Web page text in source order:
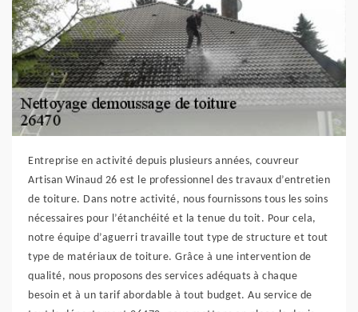
Entreprise en activité depuis plusieurs années, couvreur
Artisan Winaud 26 est le professionnel des travaux d’entretien
de toiture. Dans notre activité, nous fournissons tous les soins
nécessaires pour l’étanchéité et la tenue du toit. Pour cela,
notre équipe d’aguerri travaille tout type de structure et tout
type de matériaux de toiture. Grâce à une intervention de
qualité, nous proposons des services adéquats à chaque
besoin et à un tarif abordable à tout budget. Au service de